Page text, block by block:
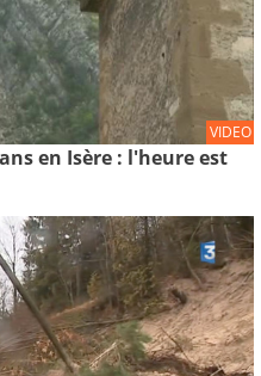
VIDEO
en Isère : l'heure est